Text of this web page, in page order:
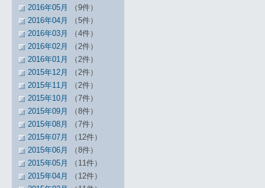
2016年05月
（9件）
2016年04月
（5件）
2016年03月
（4件）
2016年02月
（2件）
2016年01月
（2件）
2015年12月
（2件）
2015年11月
（2件）
2015年10月
（7件）
2015年09月
（8件）
2015年08月
（7件）
2015年07月
（12件）
2015年06月
（8件）
2015年05月
（11件）
2015年04月
（12件）